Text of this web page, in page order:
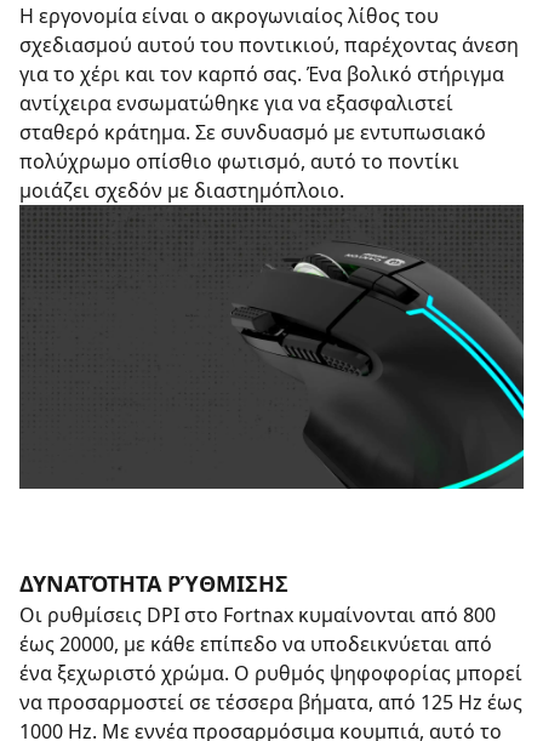
Η εργονομία είναι ο ακρογωνιαίος λίθος του
σχεδιασμού αυτού του ποντικιού, παρέχοντας άνεση
για το χέρι και τον καρπό σας. Ένα βολικό στήριγμα
αντίχειρα ενσωματώθηκε για να εξασφαλιστεί
σταθερό κράτημα. Σε συνδυασμό με εντυπωσιακό
πολύχρωμο οπίσθιο φωτισμό, αυτό το ποντίκι
μοιάζει σχεδόν με διαστημόπλοιο.
ΔΥΝΑΤΌΤΗΤΑ ΡΎΘΜΙΣΗΣ
Οι ρυθμίσεις DPI στο Fortnax κυμαίνονται από 800
έως 20000, με κάθε επίπεδο να υποδεικνύεται από
ένα ξεχωριστό χρώμα. Ο ρυθμός ψηφοφορίας μπορεί
να προσαρμοστεί σε τέσσερα βήματα, από 125 Hz έως
1000 Hz. Με εννέα προσαρμόσιμα κουμπιά, αυτό το